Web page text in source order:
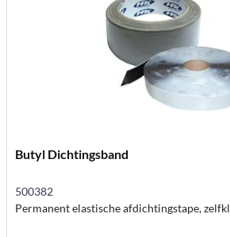
Butyl Dichtingsband
500382
Permanent elastische afdichtingstape,